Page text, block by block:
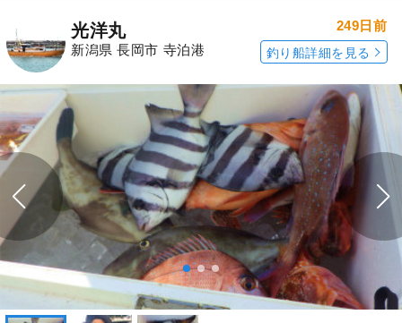
光洋丸
新潟県 長岡市 寺泊港
249日前
釣り船詳細を見る